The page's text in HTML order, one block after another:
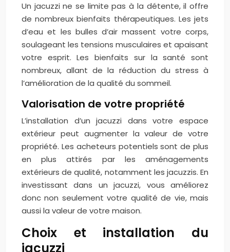
Un jacuzzi ne se limite pas à la détente, il offre
de nombreux bienfaits thérapeutiques. Les jets
d’eau et les bulles d’air massent votre corps,
soulageant les tensions musculaires et apaisant
votre esprit. Les bienfaits sur la santé sont
nombreux, allant de la réduction du stress à
l’amélioration de la qualité du sommeil.
Valorisation de votre propriété
L’installation d’un jacuzzi dans votre espace
extérieur peut augmenter la valeur de votre
propriété. Les acheteurs potentiels sont de plus
en plus attirés par les aménagements
extérieurs de qualité, notamment les jacuzzis. En
investissant dans un jacuzzi, vous améliorez
donc non seulement votre qualité de vie, mais
aussi la valeur de votre maison.
Choix et installation du
jacuzzi